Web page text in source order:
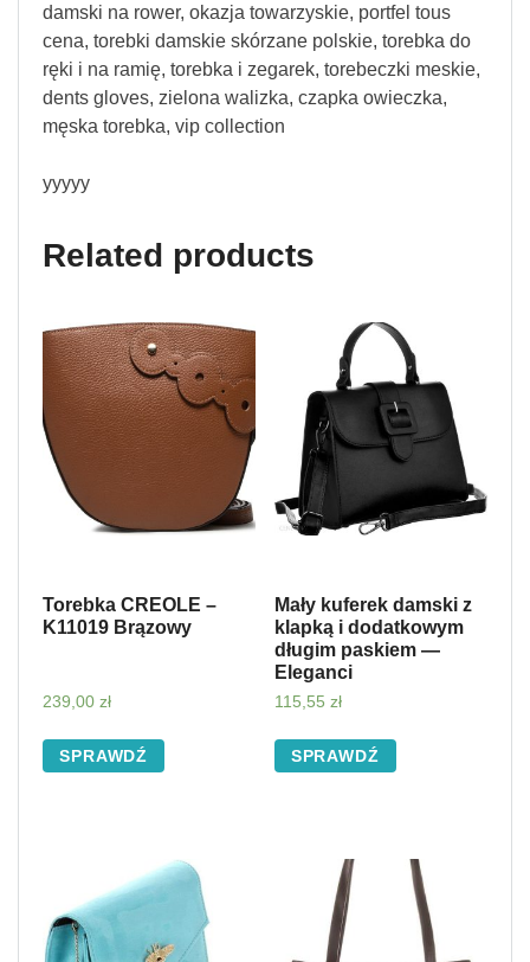
damski na rower, okazja towarzyskie, portfel tous
cena, torebki damskie skórzane polskie, torebka do
ręki i na ramię, torebka i zegarek, torebeczki meskie,
dents gloves, zielona walizka, czapka owieczka,
męska torebka, vip collection
yyyyy
Related products
Torebka CREOLE –
K11019 Brązowy
239,00 zł
SPRAWDŹ
Mały kuferek damski z
klapką i dodatkowym
długim paskiem —
Eleganci
115,55 zł
SPRAWDŹ